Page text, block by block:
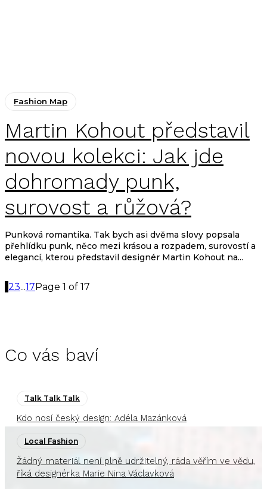
Fashion Map
Martin Kohout představil
novou kolekci: Jak jde
dohromady punk,
surovost a růžová?
Punková romantika. Tak bych asi dvěma slovy popsala
přehlídku punk, něco mezi krásou a rozpadem, surovostí a
elegancí, kterou představil designér Martin Kohout na...
23...17 Page 1 of 17
Co vás baví
Talk Talk Talk
Kdo nosí český design: Adéla Mazánková
Local Fashion
Žádný materiál není plně udržitelný, ráda věřím ve vědu,
říká designérka Marie Nina Václavková